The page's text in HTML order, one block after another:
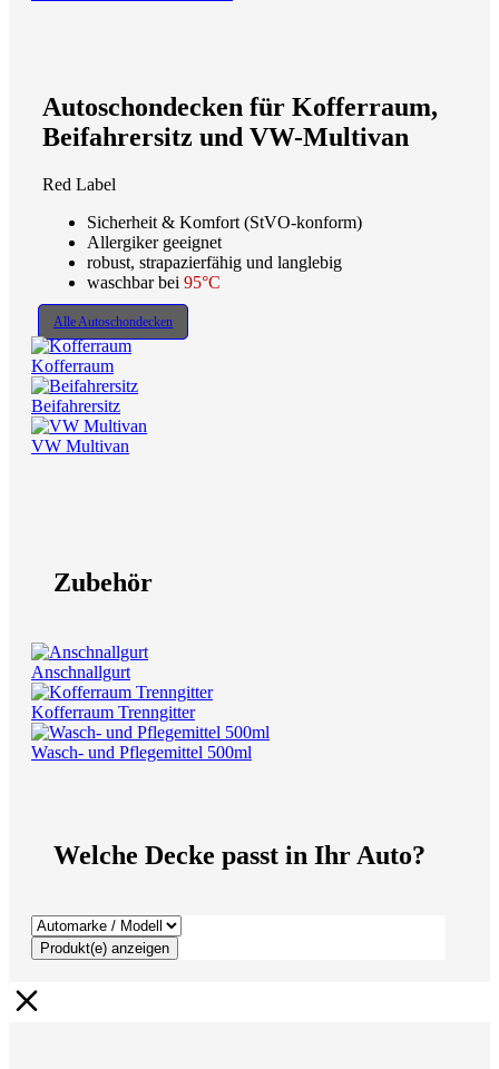
Autoschondecken für Kofferraum,
Beifahrersitz und VW-Multivan
Red Label
Sicherheit & Komfort (StVO-konform)
Allergiker geeignet
robust, strapazierfähig und langlebig
waschbar bei 95°C
Alle Autoschondecken
Kofferraum
Beifahrersitz
VW Multivan
Zubehör
Anschnallgurt
Kofferraum Trenngitter
Wasch- und Pflegemittel 500ml
Welche Decke passt in Ihr Auto?
Produkt(e) anzeigen